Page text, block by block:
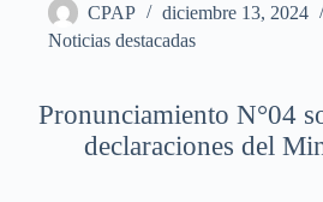
CPAP
diciembre 13, 2024
Noticias destacadas
Pronunciamiento N°04
declaraciones del